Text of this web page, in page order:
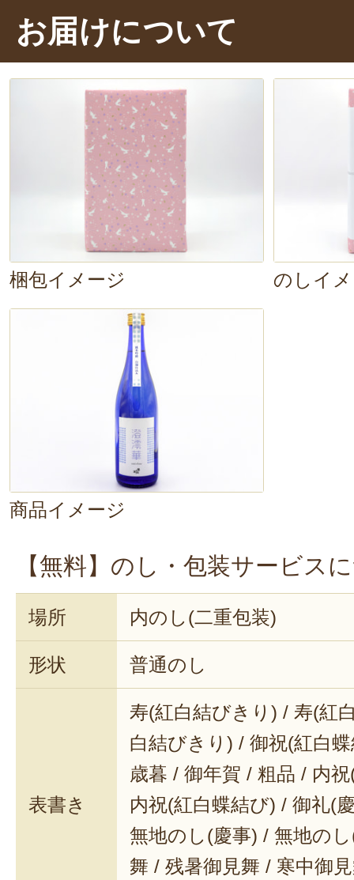
お届けについて
梱包イメージ のしイ
商品イメージ
【無料】のし・包装サービス
場所 内のし(二重包装)
形状 普通のし
表書き
寿(紅白結びきり) / 寿(紅
白結びきり) / 御祝(紅白
歳暮 / 御年賀 / 粗品 / 内
内祝(紅白蝶結び) / 御礼(
無地のし(慶事) / 無地の
舞 / 残暑御見舞 / 寒中御